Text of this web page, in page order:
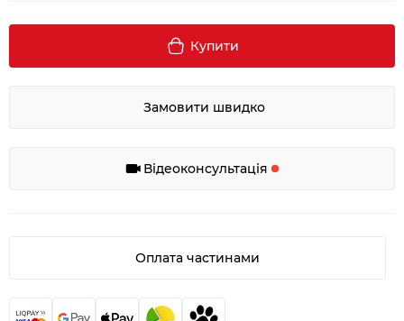
Купити
Замовити швидко
Відеоконсультація
Оплата частинами